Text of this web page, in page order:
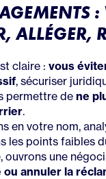
:
ALLÉGER,
claire : vous
, sécuriser
permettre de ne
.
en votre nom,
les points faibles
ouvrons une
annuler la